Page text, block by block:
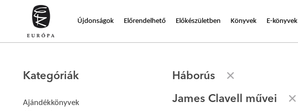
Újdonságok Előrendelhető Előkészületben Könyvek E-könyvek
Kategóriák
Ajándékkönyvek
Háborús
James Clavell művei